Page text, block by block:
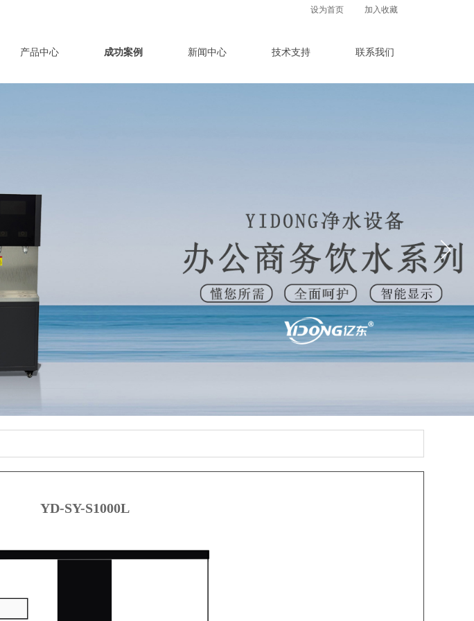
设为首页 加入收藏
产品中心 成功案例 新闻中心 技术支持 联系我们
YD-SY-S1000L